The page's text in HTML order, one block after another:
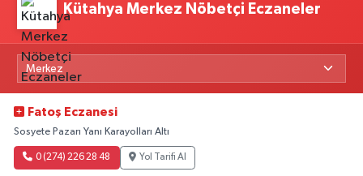
Kütahya Merkez Nöbetçi Eczaneler
Fatoş Eczanesi
Sosyete Pazarı Yanı Karayolları Altı
0 (274) 226 28 48 Yol Tarifi Al